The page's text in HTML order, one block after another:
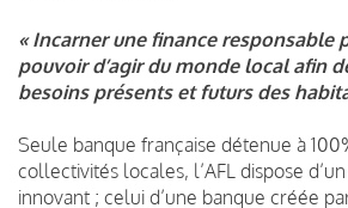
« Incarner une finance responsable
pouvoir d’agir du monde local afin
besoins présents et futurs des
Seule banque française détenue à
collectivités locales, l’AFL dispose
innovant ; celui d’une banque créée